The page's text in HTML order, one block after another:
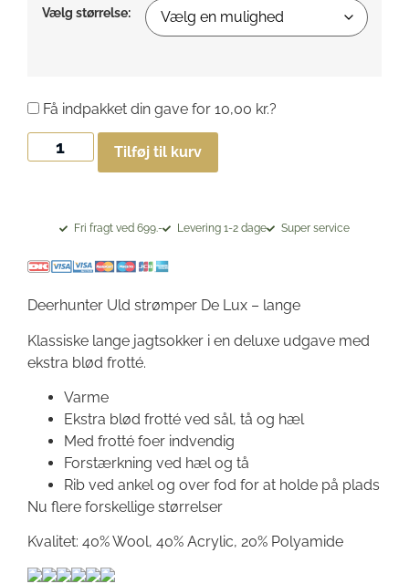
Vælg størrelse:
Tilføj til kurv
Få indpakket din gave for 10,00 kr.?
Fri fragt ved 699.- Levering 1-2 dage Super service
Deerhunter Uld strømper De Lux – lange
Klassiske lange jagtsokker i en deluxe udgave med
ekstra blød frotté.
Varme
Ekstra blød frotté ved sål, tå og hæl
Med frotté foer indvendig
Forstærkning ved hæl og tå
Rib ved ankel og over fod for at holde på plads
Nu flere forskellige størrelser
Kvalitet: 40% Wool, 40% Acrylic, 20% Polyamide